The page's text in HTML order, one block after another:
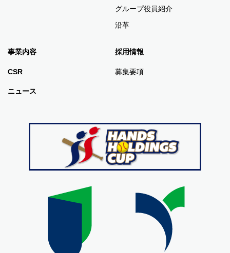
グループ役員紹介
沿革
事業内容
CSR
ニュース
採用情報
募集要項